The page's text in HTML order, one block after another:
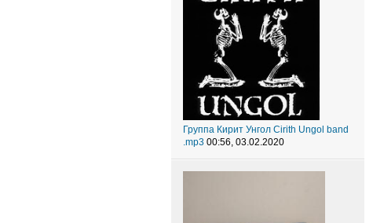
Группа Кирит Унгол Cirith Ungol band
.mp3 00:56, 03.02.2020